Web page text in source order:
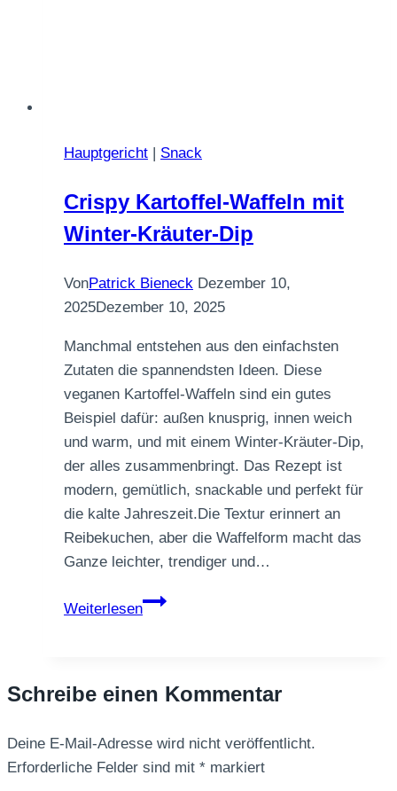
Hauptgericht Snack
Crispy Kartoffel-Waffeln mit
Winter-Kräuter-Dip
VonPatrick Bieneck Dezember 10,
2025Dezember 10, 2025
Manchmal entstehen aus den einfachsten
Zutaten die spannendsten Ideen. Diese
veganen Kartoffel-Waffeln sind ein gutes
Beispiel dafür: außen knusprig, innen weich
und warm, und mit einem Winter-Kräuter-Dip,
der alles zusammenbringt. Das Rezept ist
modern, gemütlich, snackable und perfekt für
die kalte Jahreszeit.Die Textur erinnert an
Reibekuchen, aber die Waffelform macht das
Ganze leichter, trendiger und…
Weiterlesen
Crispy
Winter-
Dip
Schreibe einen Kommentar
Deine E-Mail-Adresse wird nicht veröffentlicht.
Erforderliche Felder sind mit * markiert